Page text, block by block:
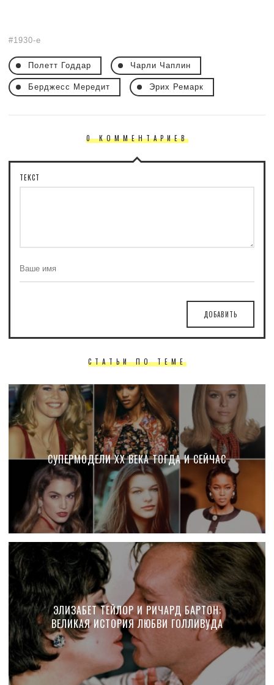
1930-е
Полетт Годдар Чарли Чаплин
Берджесс Мередит Эрих Ремарк
0 КОММЕНТАРИЕВ
ТЕКСТ
ДОБАВИТЬ
СТАТЬИ ПО ТЕМЕ
СУПЕРМОДЕЛИ XX ВЕКА ТОГДА И СЕЙЧАС
ЭЛИЗАБЕТ ТЕЙЛОР И РИЧАРД БАРТОН:
ВЕЛИКАЯ ИСТОРИЯ ЛЮБВИ ГОЛЛИВУДА